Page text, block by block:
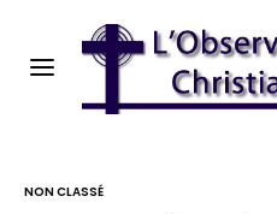
NON CLASSÉ